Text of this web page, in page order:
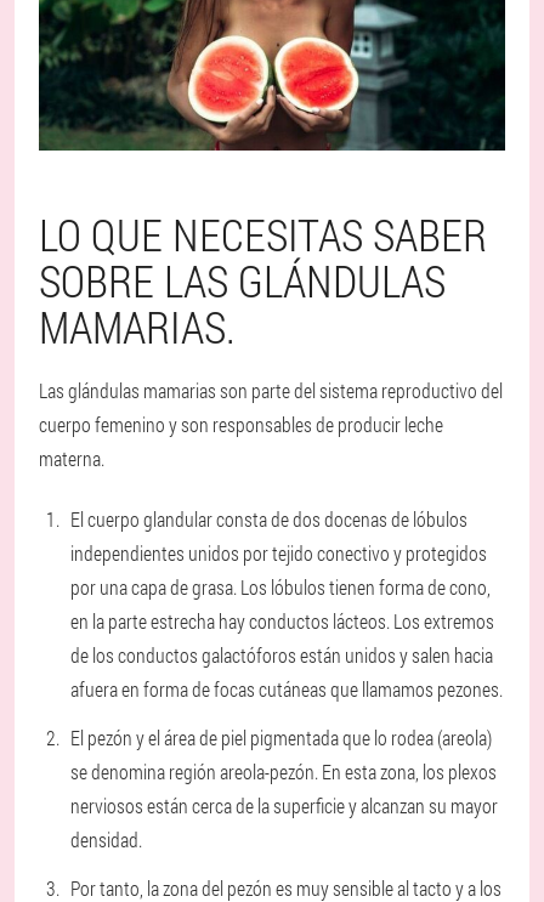
LO QUE NECESITAS SABER
SOBRE LAS GLÁNDULAS
MAMARIAS.
Las glándulas mamarias son parte del sistema reproductivo del
cuerpo femenino y son responsables de producir leche
materna.
El cuerpo glandular consta de dos docenas de lóbulos
independientes unidos por tejido conectivo y protegidos
por una capa de grasa. Los lóbulos tienen forma de cono,
en la parte estrecha hay conductos lácteos. Los extremos
de los conductos galactóforos están unidos y salen hacia
afuera en forma de focas cutáneas que llamamos pezones.
El pezón y el área de piel pigmentada que lo rodea (areola)
se denomina región areola-pezón. En esta zona, los plexos
nerviosos están cerca de la superficie y alcanzan su mayor
densidad.
Por tanto, la zona del pezón es muy sensible al tacto y a los